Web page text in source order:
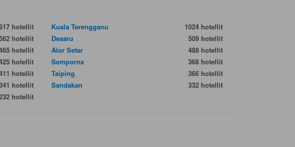
hotellit
hotellit
hotellit
hotellit
hotellit
hotellit
hotellit
Kuala Terengganu
1024 hotellit
Desaru
509 hotellit
Alor Setar
488 hotellit
Semporna
368 hotellit
Taiping
366 hotellit
Sandakan
332 hotellit